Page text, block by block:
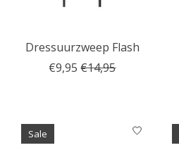
Dressuurzweep Flash
€9,95 €14,95
Sale